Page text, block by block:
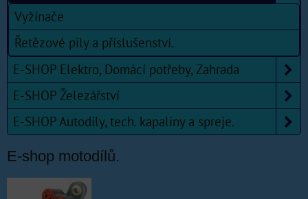
Vyžínače
Řetězové pily a příslušenství.
E-SHOP Elektro, Domácí potřeby, Zahrada
E-SHOP Železářství
E-SHOP Autodíly, tech. kapaliny a spreje.
E-shop motodílů.